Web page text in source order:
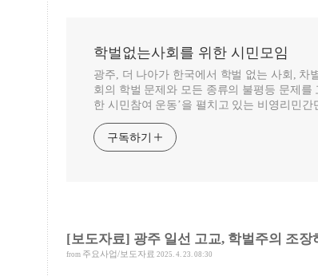
학벌없는사회를 위한 시민모임
광주, 더 나아가 한국에서 학벌 없는 사회, 차
회의 학벌 문제와 모든 종류의 불평등 문제를
한 시민참여 운동’을 펼치고 있는 비영리민간
구독하기
[보도자료] 광주 일선 고교, 학벌주의 조
from 주요사업/보도자료 2025. 4. 23. 08:30